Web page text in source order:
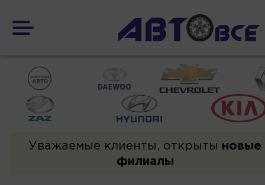
Уважаемые клиенты, открыты новые
филиалы